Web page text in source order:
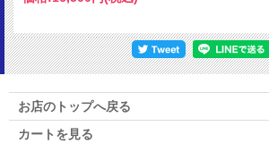
お店のトップへ戻る
カートを見る